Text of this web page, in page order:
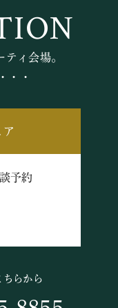
ィ会場。
・・
ア
予約
ちらから